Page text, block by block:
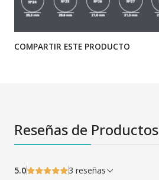
COMPARTIR ESTE PRODUCTO
Reseñas de Productos
5.0 3 reseñas